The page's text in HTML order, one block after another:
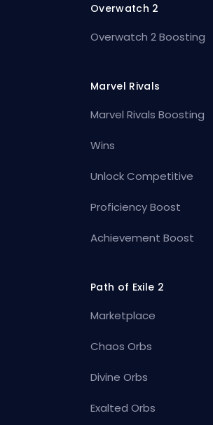
Overwatch 2
Overwatch 2 Boosting
Marvel Rivals
Marvel Rivals Boosting
Wins
Unlock Competitive
Proficiency Boost
Achievement Boost
Path of Exile 2
Marketplace
Chaos Orbs
Divine Orbs
Exalted Orbs